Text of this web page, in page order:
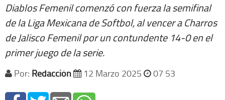
Diablos Femenil comenzó con fuerza la semifinal
de la Liga Mexicana de Softbol, al vencer a Charros
de Jalisco Femenil por un contundente 14-0 en el
primer juego de la serie.
Por: Redacción 12 Marzo 2025 07 53